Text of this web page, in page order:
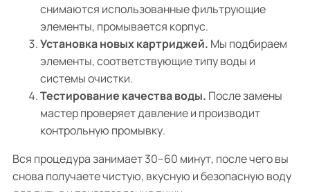
снимаются использованные фильтрующие
элементы, промывается корпус.
Установка новых картриджей. Мы подбираем
элементы, соответствующие типу воды и
системы очистки.
Тестирование качества воды. После замены
мастер проверяет давление и производит
контрольную промывку.
Вся процедура занимает 30–60 минут, после чего вы
снова получаете чистую, вкусную и безопасную воду